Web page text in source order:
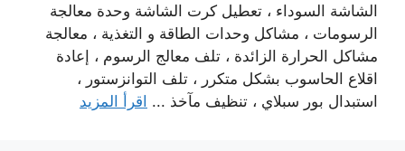
الشاشة السوداء ، تعطيل كرت الشاشة وحدة معالجة
الرسومات ، مشاكل وحدات الطاقة و التغذية ، معالجة
مشاكل الحرارة الزائدة ، تلف معالج الرسوم ، إعادة
اقلاع الحاسوب بشكل متكرر ، تلف التوانزستور ،
استبدال بور سبلاي ، تنظيف مآخذ ... اقرأ المزيد